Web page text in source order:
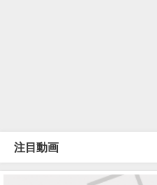
注目動画